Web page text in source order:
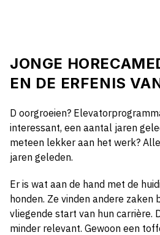
JONGE
EN DE ERFENIS
D oorgroeien?
interessant, een aantal jaren
meteen lekker aan het werk?
jaren geleden.
Er is wat aan de hand met de
honden. Ze vinden andere zaken
vliegende start van hun carrière.
minder relevant. Gewoon een